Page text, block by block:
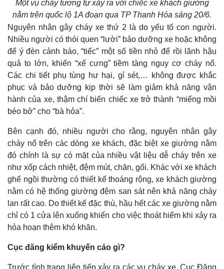
Một vụ cháy tương tự xảy ra với chiếc xe khách giường
nằm trên quốc lộ 1A đoạn qua TP Thanh Hóa sáng 20/6.
Nguyên nhân gây cháy xe thứ 2 là do yếu tố con người.
Nhiều người có thói quen “lười” bảo dưỡng xe hoặc không
để ý đèn cảnh báo, “tiếc” một số tiền nhỏ để rồi lãnh hậu
quả to lớn, khiến “xế cưng” tiềm tàng nguy cơ cháy nổ.
Các chi tiết phụ tùng hư hại, gỉ sét,… không được khắc
phục và bảo dưỡng kịp thời sẽ làm giảm khả năng vận
hành của xe, thậm chí biến chiếc xe trở thành “miếng mồi
béo bở” cho “bà hỏa”.
Bên cạnh đó, nhiều người cho rằng, nguyên nhân gây
cháy nổ trên các dòng xe khách, đặc biệt xe giường nằm
đó chính là sự có mặt của nhiều vật liệu dễ cháy trên xe
như xốp cách nhiệt, đệm mút, chăn, gối. Khác với xe khách
ghế ngồi thường có thiết kế thoáng rộng, xe khách giường
nằm có hệ thống giường đệm san sát nên khả năng cháy
lan rất cao. Do thiết kế đặc thù, hầu hết các xe giường nằm
chỉ có 1 cửa lên xuống khiến cho việc thoát hiểm khi xảy ra
hỏa hoạn thêm khó khăn.
Cục đăng kiểm khuyến cáo gì?
Trước tình trạng liên tiếp xảy ra các vụ cháy xe, Cục Đăng